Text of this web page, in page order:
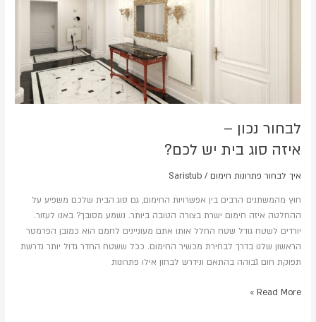
לבחור נכון –
איזה סוג בית יש לכם?
איך לבחור פתרונות חימום /
Saristub
חוץ מהמשתנים הרבים בין אפשרויות החימום, גם סוג הבית שלכם משפיע על
ההחלטה איזה חימום ישרת בצורה הטובה ביותר. נשמע מסובך? באנו לעזור.
יורדים לשטח גודל שטח החלל אותו אתם מעוניינים לחמם הוא כמובן הפרמטר
הראשון שלנו בדרך לבחירת מכשיר החימום. ככל ששטח החדר גדול יותר נדרשת
תפוקת חום גבוהה בהתאם ונידרש לבחון אילו פתרונות
Read More »